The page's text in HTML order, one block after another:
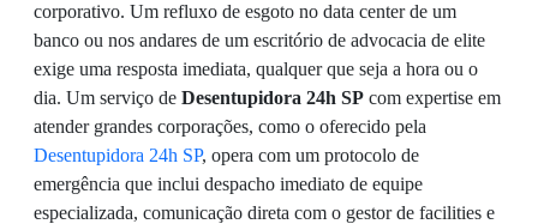
corporativo. Um refluxo de esgoto no data center de um
banco ou nos andares de um escritório de advocacia de elite
exige uma resposta imediata, qualquer que seja a hora ou o
dia. Um serviço de Desentupidora 24h SP com expertise em
atender grandes corporações, como o oferecido pela
Desentupidora 24h SP, opera com um protocolo de
emergência que inclui despacho imediato de equipe
especializada, comunicação direta com o gestor de facilities e